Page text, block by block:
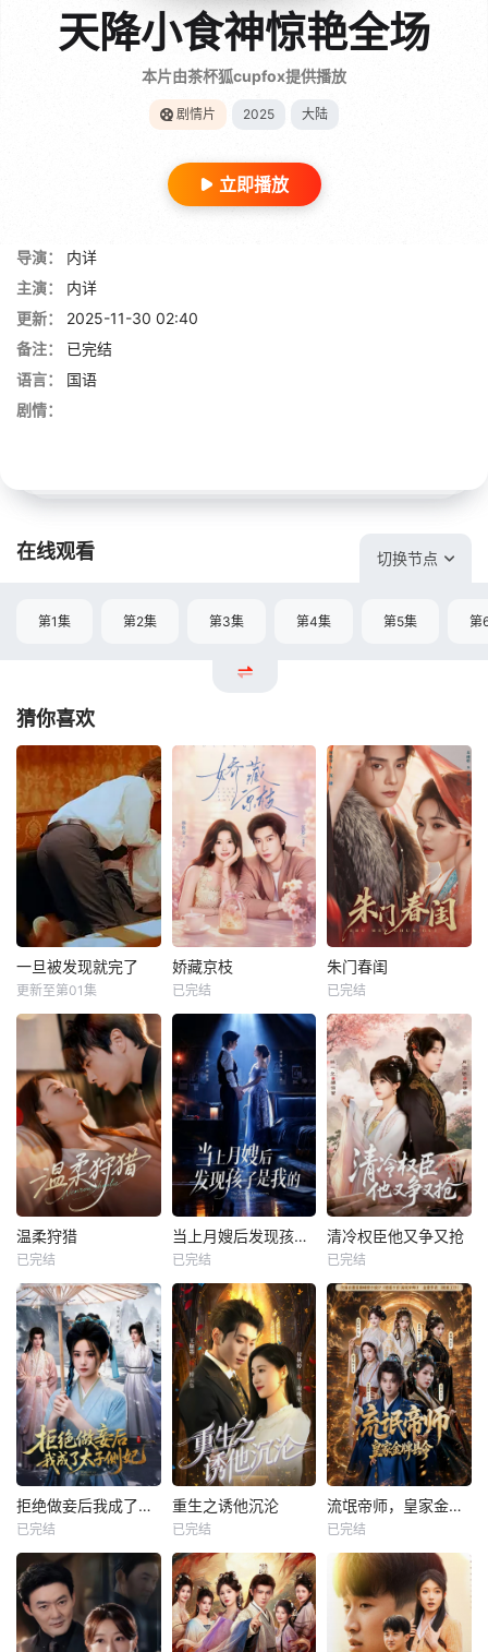
天降小食神惊艳全场
本片由茶杯狐cupfox提供播放
剧情片 2025 大陆
立即播放
导演：
内详
主演：
内详
更新：
2025-11-30 02:40
备注：
已完结
语言：
国语
剧情：
在线观看 切换节点
第1集 第2集 第3集 第4集 第5集 第
猜你喜欢
一旦被发现就完了
更新至第01集
娇藏京枝
已完结
朱门春闺
已完结
温柔狩猎
已完结
当上月嫂后发现孩子是我的
已完结
清冷权臣他又争又抢
已完结
拒绝做妾后我成了太子侧妃
已完结
重生之诱他沉沦
已完结
流氓帝师，皇家金牌县令
已完结